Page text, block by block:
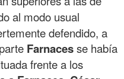
al modo usual
defendido, a
Farnacesse había
frente a los